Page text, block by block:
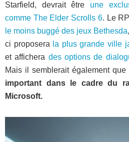
Starfield, devrait être une
comme The Elder Scrolls 6. Le
le moins buggé des jeux Bethesda
ci proposera la plus grande ville
et affichera des options de
Mais il semblerait également
important dans le cadre du
Microsoft.